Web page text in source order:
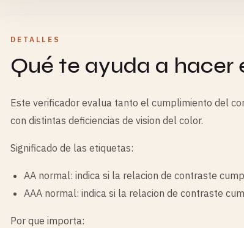
DETALLES
Qué te ayuda a hacer
Este verificador evalua tanto el cumplimiento del
con distintas deficiencias de vision del color.
Significado de las etiquetas:
AA normal: indica si la relacion de contraste
AAA normal: indica si la relacion de contraste
Por que importa: